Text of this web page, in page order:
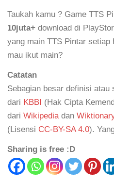
Taukah kamu ? Game TTS
10juta+ download di
yang main TTS Pintar setiap
mau ikut main?
Catatan
Sebagian besar definisi
dari KBBI (Hak Cipta
dari Wikipediadan
(Lisensi CC-BY-SA 4.0).
Sharing is free :D